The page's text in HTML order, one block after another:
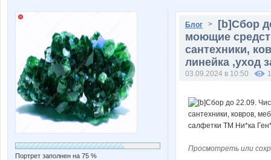
Портрет заполнен на 75 %
Блог >
[b]Сбор
моющие
сантехники,
линейка ,уход
03.09.2024 в 10:50
Просмотреть или